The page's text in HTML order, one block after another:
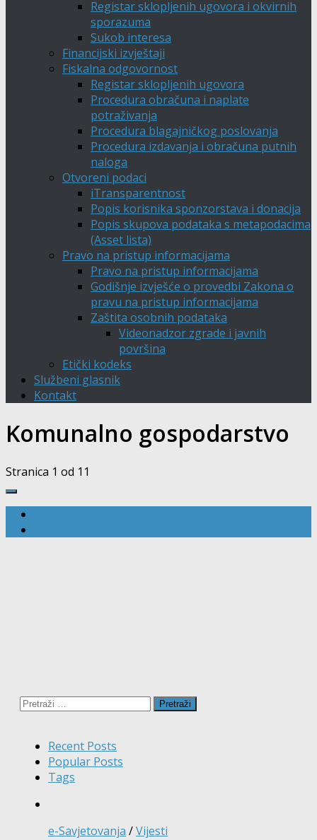
Registar sklopljenih ugovora i okvirnih
sporazuma
Sukob interesa
Financijski izvještaji
Fiskalna odgovornost
Registar sklopljenih ugovora
Procedura obračuna i naplate
potraživanja
Procedura blagajničkog poslovanja
Procedura izdavanja i obračuna putnih
naloga
Otvoreni podaci
iTransparentnost
Popis korisnika sponzorstava i donacija
Popis skupova podataka s metapodacima
(Asset lista)
Pravo na pristup informacijama
Pravo na pristup informacijama
Godišnje izvješće o provedbi Zakona o
pravu na pristup informacijama
Zaštita osobnih podataka
Videonadzor zgrade i javnih
površina
Etički kodeks
Službeni glasnik
Kontakt
Komunalno gospodarstvo
Stranica 1 od 1 1
Pretraži:
Recent Posts
Popular Posts
Tags
e-Savjetovanja /Vijesti